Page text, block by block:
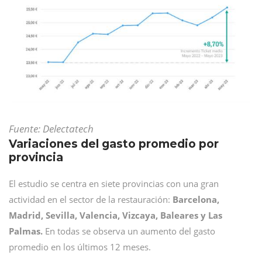
Fuente: Delectatech
Variaciones del gasto promedio por
provincia
El estudio se centra en siete provincias con una gran
actividad en el sector de la restauración: Barcelona,
Madrid, Sevilla, Valencia, Vizcaya, Baleares y Las
Palmas. En todas se observa un aumento del gasto
promedio en los últimos 12 meses.